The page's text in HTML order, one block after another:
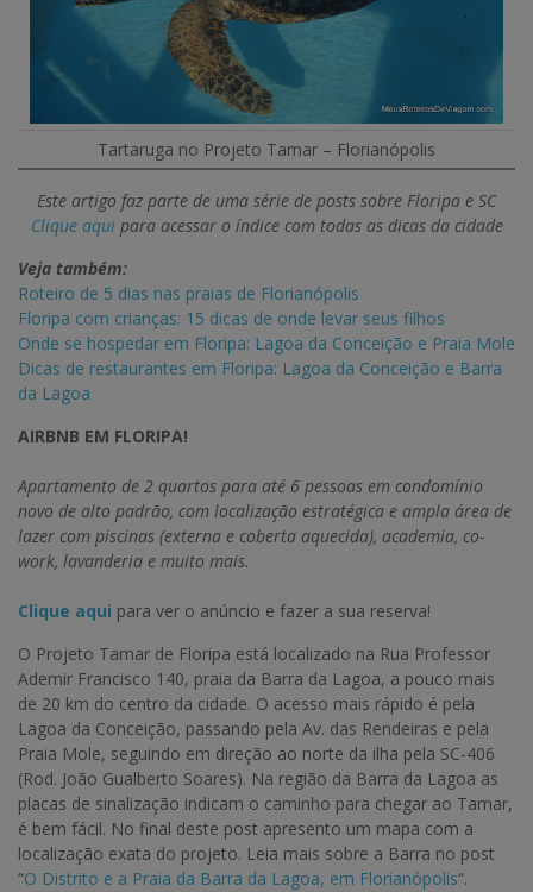
Tartaruga no Projeto Tamar – Florianópolis
Este artigo faz parte de uma série de posts sobre Floripa e SC
Clique aquipara acessar o índice com todas as dicas da cidade
Veja também:
Roteiro de 5 dias nas praias de Florianópolis
Floripa com crianças: 15 dicas de onde levar seus filhos
Onde se hospedar em Floripa: Lagoa da Conceição e Praia Mole
Dicas de restaurantes em Floripa: Lagoa da Conceição e Barra
da Lagoa
AIRBNB EM FLORIPA!
Apartamento de 2 quartos para até 6 pessoas em condomínio
novo de alto padrão, com localização estratégica e ampla área de
lazer com piscinas (externa e coberta aquecida), academia, co-
work, lavanderia e muito mais.
Clique aqui para ver o anúncio e fazer a sua reserva!
O Projeto Tamar de Floripa está localizado na Rua Professor
Ademir Francisco 140, praia da Barra da Lagoa, a pouco mais
de 20 km do centro da cidade. O acesso mais rápido é pela
Lagoa da Conceição, passando pela Av. das Rendeiras e pela
Praia Mole, seguindo em direção ao norte da ilha pela SC-406
(Rod. João Gualberto Soares). Na região da Barra da Lagoa as
placas de sinalização indicam o caminho para chegar ao Tamar,
é bem fácil. No final deste post apresento um mapa com a
localização exata do projeto. Leia mais sobre a Barra no post
“O Distrito e a Praia da Barra da Lagoa, em Florianópolis“.